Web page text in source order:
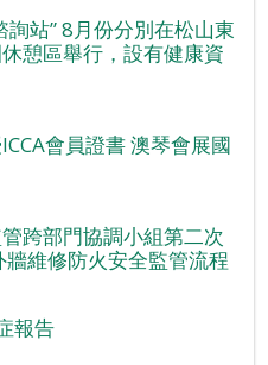
詢站” 8月份分別在松山東
憩區舉行，設有健康資
會員證書 澳琴會展國
跨部門協調小組第二次
維修防火安全監管流程
報告